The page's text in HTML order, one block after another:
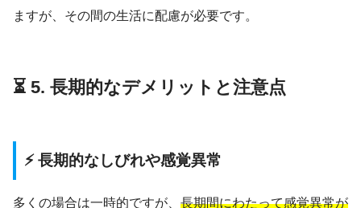
ますが、その間の生活に配慮が必要です。
⏳ 5. 長期的なデメリットと注意点
⚡ 長期的なしびれや感覚異常
多くの場合は一時的ですが、 長期間にわたって感覚異常が